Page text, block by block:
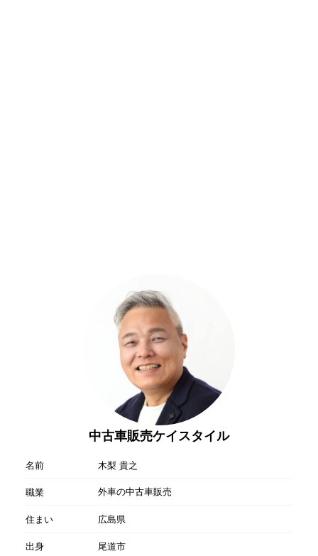
中古車販売ケイスタイル
名前
木梨 貴之
職業
外車の中古車販売
住まい
広島県
出身
尾道市